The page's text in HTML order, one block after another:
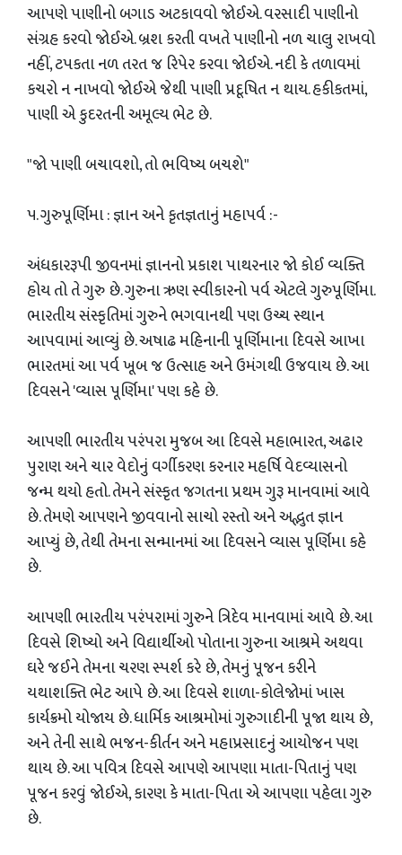
આપણે પાણીનો બગાડ અટકાવવો જોઈએ. વરસાદી પાણીનો
સંગ્રહ કરવો જોઈએ. બ્રશ કરતી વખતે પાણીનો નળ ચાલુ રાખવો
નહીં, ટપકતા નળ તરત જ રિપેર કરવા જોઈએ. નદી કે તળાવમાં
કચરો ન નાખવો જોઈએ જેથી પાણી પ્રદૂષિત ન થાય. હકીકતમાં,
પાણી એ કુદરતની અમૂલ્ય ભેટ છે.
​"જો પાણી બચાવશો, તો ભવિષ્ય બચશે"
​૫. ​ગુરુપૂર્ણિમા : જ્ઞાન અને કૃતજ્ઞતાનું મહાપર્વ :-
​અંધકારરૂપી જીવનમાં જ્ઞાનનો પ્રકાશ પાથરનાર જો કોઈ વ્યક્તિ
હોય તો તે ગુરુ છે. ગુરુના ઋણ સ્વીકારનો પર્વ એટલે ગુરુપૂર્ણિમા.
ભારતીય સંસ્કૃતિમાં ગુરુને ભગવાનથી પણ ઉચ્ચ સ્થાન
આપવામાં આવ્યું છે. અષાઢ મહિનાની પૂર્ણિમાના દિવસે આખા
ભારતમાં આ પર્વ ખૂબ જ ઉત્સાહ અને ઉમંગથી ઉજવાય છે. આ
દિવસને 'વ્યાસ પૂર્ણિમા' પણ કહે છે.
​આપણી ભારતીય પરંપરા મુજબ આ દિવસે મહાભારત, અઢાર
પુરાણ અને ચાર વેદોનું વર્ગીકરણ કરનાર મહર્ષિ વેદવ્યાસનો
જન્મ થયો હતો. તેમને સંસ્કૃત જગતના પ્રથમ ગુરૂ માનવામાં આવે
છે. તેમણે આપણને જીવવાનો સાચો રસ્તો અને અદ્ભુત જ્ઞાન
આપ્યું છે, તેથી તેમના સન્માનમાં આ દિવસને વ્યાસ પૂર્ણિમા કહે
છે.
​આપણી ભારતીય પરંપરામાં ગુરુને ત્રિદેવ માનવામાં આવે છે. આ
દિવસે શિષ્યો અને વિદ્યાર્થીઓ પોતાના ગુરુના આશ્રમે અથવા
ઘરે જઈને તેમના ચરણ સ્પર્શ કરે છે, તેમનું પૂજન કરીને
યથાશક્તિ ભેટ આપે છે. આ દિવસે શાળા-કોલેજોમાં ખાસ
કાર્યક્રમો યોજાય છે. ધાર્મિક આશ્રમોમાં ગુરુગાદીની પૂજા થાય છે,
અને તેની સાથે ભજન-કીર્તન અને મહાપ્રસાદનું આયોજન પણ
થાય છે. આ પવિત્ર દિવસે આપણે આપણા માતા-પિતાનું પણ
પૂજન કરવું જોઈએ, કારણ કે માતા-પિતા એ આપણા પહેલા ગુરુ
છે.